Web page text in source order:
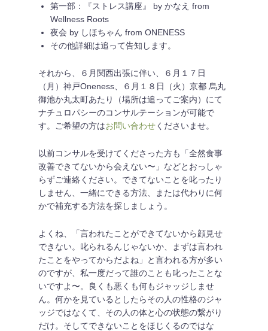
第一部：『ストレス講座』 by かなえ from
Wellness Roots
夜会 by しほちゃん from ONENESS
その他詳細は追って告知します。
それから、６月関西出張に伴い、６月１７日
（月）神戸Oneness、６月１８日（火）京都 烏丸
御池か丸太町あたり（場所は追ってご案内）にて
ナチュロパシーのコンサルテーションが可能で
す。ご希望の方はお問い合わせくださいませ。
以前コンサルを受けてくださった方も「全然食事
改善できてないから会えない〜」などとおっしゃ
らずご連絡ください。できてないことを叱ったり
しません、一緒にできる方法、または代わりに何
かで補充する方法を探しましょう。
よくね、「言われたことができてないから顔見せ
できない。叱られるんじゃないか、まずは言われ
たことをやってからだよね」と言われる方が多い
のですが、私一度だって誰のことも叱ったことな
いですよ〜。良くも悪くも何もジャッジしませ
ん。何かを見ているとしたらその人の性格のジャ
ッジではなくて、その人の体と心の状態の繋がり
だけ。そしてできないことをほじくるのではな